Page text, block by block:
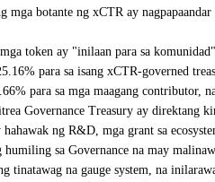
mga botante ng xCTR ay
token ay "inilaan para sa
para sa isang xCTR-governed
para sa mga maagang contributor,
Governance Treasury ay
ng R&D, mga grant sa
sa Governance na may
tinatawag na gauge system, na